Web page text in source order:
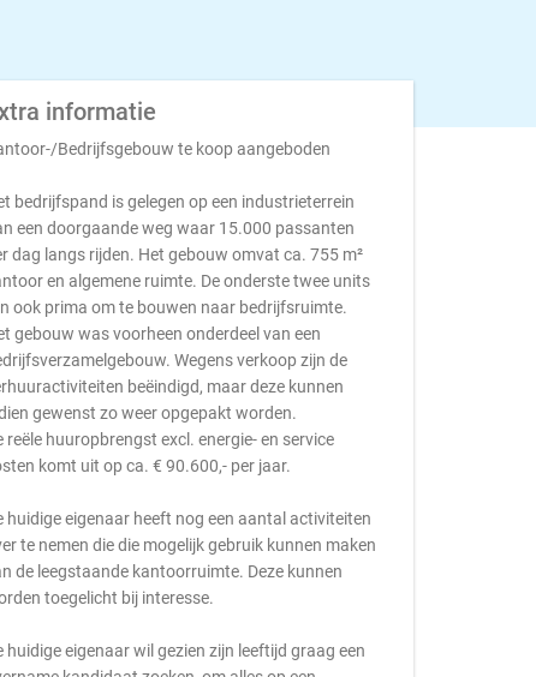
informatie
Bedrijfsgebouw te koop aangeboden
bedrijfspand is gelegen op een industrieterrein
een doorgaande weg waar 15.000 passanten
dag langs rijden. Het gebouw omvat ca. 755 m²
en algemene ruimte. De onderste twee units
ook prima om te bouwen naar bedrijfsruimte.
gebouw was voorheen onderdeel van een
Wegens verkoop zijn de
beëindigd, maar deze kunnen
gewenst zo weer opgepakt worden.
reële huuropbrengst excl. energie- en service
komt uit op ca. € 90.600,- per jaar.
huidige eigenaar heeft nog een aantal activiteiten
te nemen die die mogelijk gebruik kunnen maken
de leegstaande kantoorruimte. Deze kunnen
toegelicht bij interesse.
huidige eigenaar wil gezien zijn leeftijd graag een